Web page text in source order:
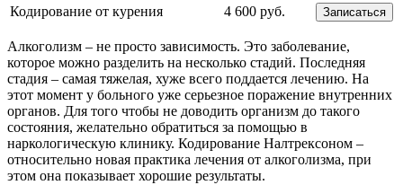
Кодирование от курения 4 600 руб. Записаться
Алкоголизм – не просто зависимость. Это заболевание,
которое можно разделить на несколько стадий. Последняя
стадия – самая тяжелая, хуже всего поддается лечению. На
этот момент у больного уже серьезное поражение внутренних
органов. Для того чтобы не доводить организм до такого
состояния, желательно обратиться за помощью в
наркологическую клинику. Кодирование Налтрексоном –
относительно новая практика лечения от алкоголизма, при
этом она показывает хорошие результаты.